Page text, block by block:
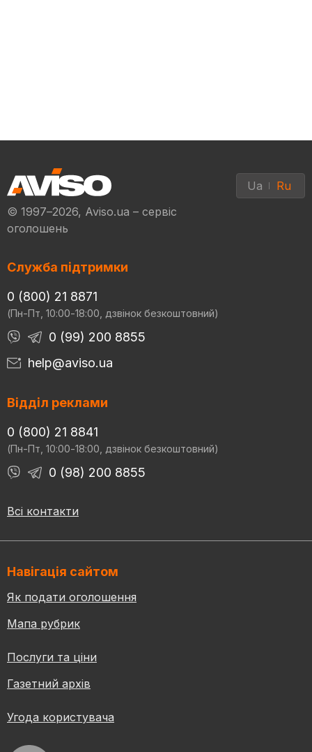
© 1997–2026, Aviso.ua – сервіс
оголошень
Ua Ru
Служба підтримки
0 (800) 21 8871
(Пн-Пт, 10:00-18:00, дзвінок безкоштовний)
0 (99) 200 8855
help@aviso.ua
Відділ реклами
0 (800) 21 8841
(Пн-Пт, 10:00-18:00, дзвінок безкоштовний)
0 (98) 200 8855
Всі контакти
Навігація сайтом
Як подати оголошення
Мапа рубрик
Послуги та ціни
Газетний архів
Угода користувача